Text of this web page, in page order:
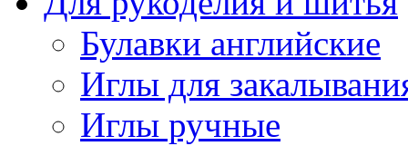
Булавки английские
Иглы для
Иглы ручные